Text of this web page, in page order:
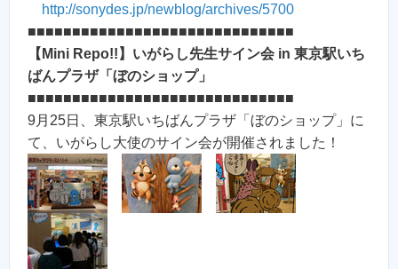
http://sonydes.jp/newblog/archives/5700
■■■■■■■■■■■■■■■■■■■■■■■■■■■■■■
【Mini Repo!!】いがらし先生サイン会 in 東京駅いち
ばんプラザ「ぼのショップ」
■■■■■■■■■■■■■■■■■■■■■■■■■■■■■■
9月25日、東京駅いちばんプラザ「ぼのショップ」に
て、いがらし大使のサイン会が開催されました！